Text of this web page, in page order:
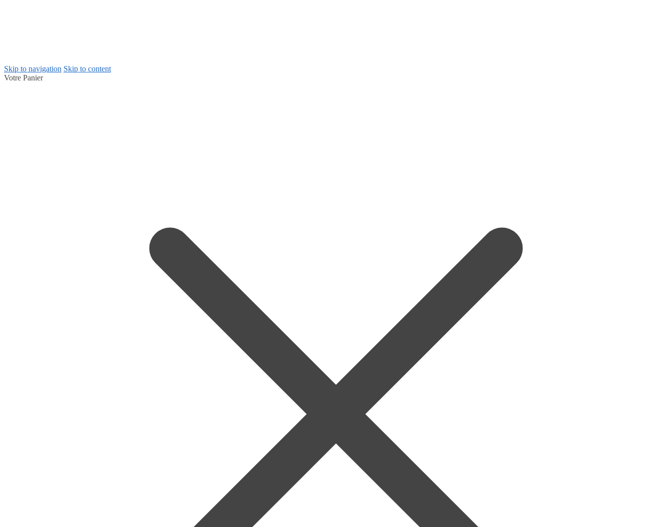
Skip to navigation Skip to content
Votre Panier